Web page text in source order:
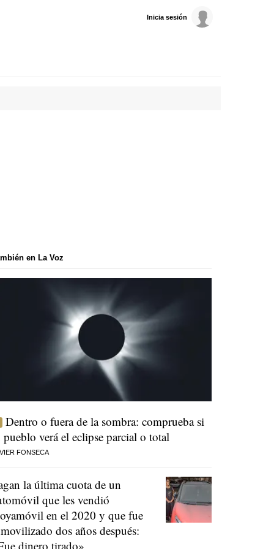
Inicia sesión
en La Voz
Dentro o fuera de la sombra: comprueba si
pueblo verá el eclipse parcial o total
FONSECA
la última cuota de un
que les vendió
en el 2020 y que fue
dos años después:
dinero tirado»